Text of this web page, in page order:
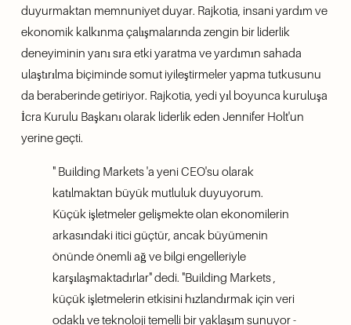
duyurmaktan memnuniyet duyar. Rajkotia, insani yardım ve
ekonomik kalkınma çalışmalarında zengin bir liderlik
deneyiminin yanı sıra etki yaratma ve yardımın sahada
ulaştırılma biçiminde somut iyileştirmeler yapma tutkusunu
da beraberinde getiriyor. Rajkotia, yedi yıl boyunca kuruluşa
İcra Kurulu Başkanı olarak liderlik eden Jennifer Holt'un
yerine geçti.
" Building Markets 'a yeni CEO'su olarak
katılmaktan büyük mutluluk duyuyorum.
Küçük işletmeler gelişmekte olan ekonomilerin
arkasındaki itici güçtür, ancak büyümenin
önünde önemli ağ ve bilgi engelleriyle
karşılaşmaktadırlar" dedi. "Building Markets ,
küçük işletmelerin etkisini hızlandırmak için veri
odaklı ve teknoloji temelli bir yaklaşım sunuyor -